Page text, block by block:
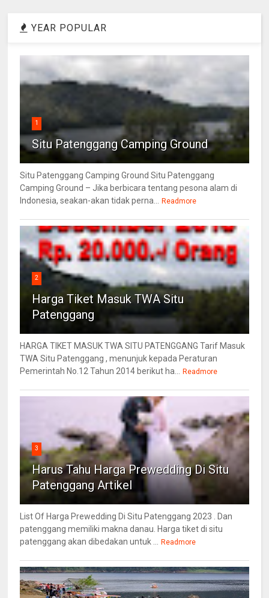
YEAR POPULAR
1
Situ Patenggang Camping Ground
Situ Patenggang Camping Ground Situ Patenggang
Camping Ground – Jika berbicara tentang pesona alam di
Indonesia, seakan-akan tidak perna...
Readmore
2
Harga Tiket Masuk TWA Situ
Patenggang
HARGA TIKET MASUK TWA SITU PATENGGANG Tarif Masuk
TWA Situ Patenggang , menunjuk kepada Peraturan
Pemerintah No.12 Tahun 2014 berikut ha...
Readmore
3
Harus Tahu Harga Prewedding Di Situ
Patenggang Artikel
List Of Harga Prewedding Di Situ Patenggang 2023 . Dan
patenggang memiliki makna danau. Harga tiket di situ
patenggang akan dibedakan untuk ...
Readmore